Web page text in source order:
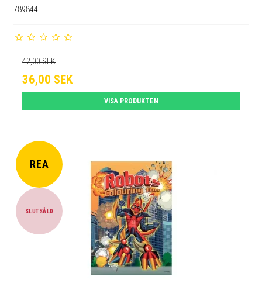
789844
42,00 SEK
36,00 SEK
VISA PRODUKTEN
REA
SLUTSÅLD